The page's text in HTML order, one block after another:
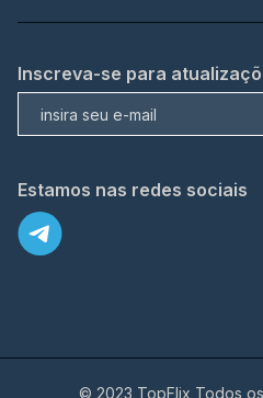
Inscreva-se para
Estamos nas redes sociais
© 2023 TopFlix Todos